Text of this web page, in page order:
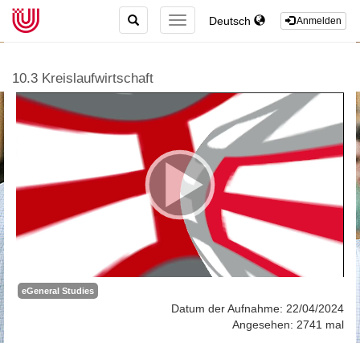
Anmelden
Deutsch
TOGGLE
NAVIGATION
TOGGLE
SEARCH
10.3 Kreislaufwirtschaft
eGeneral Studies
Datum der Aufnahme: 22/04/2024
Angesehen: 2741 mal